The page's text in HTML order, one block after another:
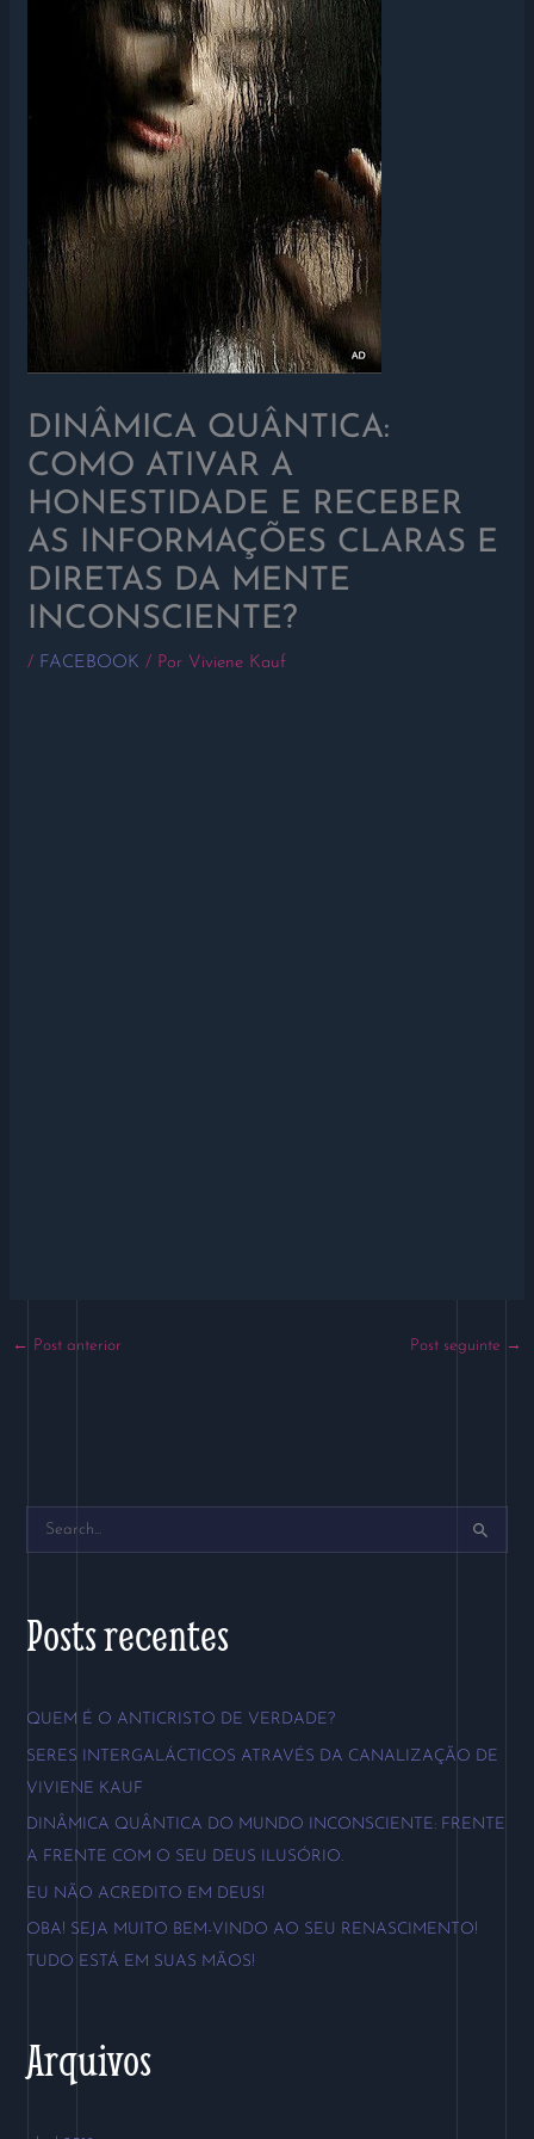
DINÂMICA QUÂNTICA:
COMO ATIVAR A
HONESTIDADE E RECEBER
AS INFORMAÇÕES CLARAS E
DIRETAS DA MENTE
INCONSCIENTE?
/ FACEBOOK / Por Viviene Kauf
← Post anterior Post seguinte →
q
i
s
o
r
Posts recentes
QUEM É O ANTICRISTO DE VERDADE?
SERES INTERGALÁCTICOS ATRAVÉS DA CANALIZAÇÃO DE
VIVIENE KAUF
DINÂMICA QUÂNTICA DO MUNDO INCONSCIENTE: FRENTE
A FRENTE COM O SEU DEUS ILUSÓRIO.
EU NÃO ACREDITO EM DEUS!
OBA! SEJA MUITO BEM-VINDO AO SEU RENASCIMENTO!
TUDO ESTÁ EM SUAS MÃOS!
Arquivos